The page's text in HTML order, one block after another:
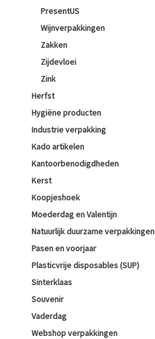
PresentUS
Wijnverpakkingen
Zakken
Zijdevloei
Zink
Herfst
Hygiëne producten
Industrie verpakking
Kado artikelen
Kantoorbenodigdheden
Kerst
Koopjeshoek
Moederdag en Valentijn
Natuurlijk duurzame verpakkingen
Pasen en voorjaar
Plasticvrije disposables (SUP)
Sinterklaas
Souvenir
Vaderdag
Webshop verpakkingen